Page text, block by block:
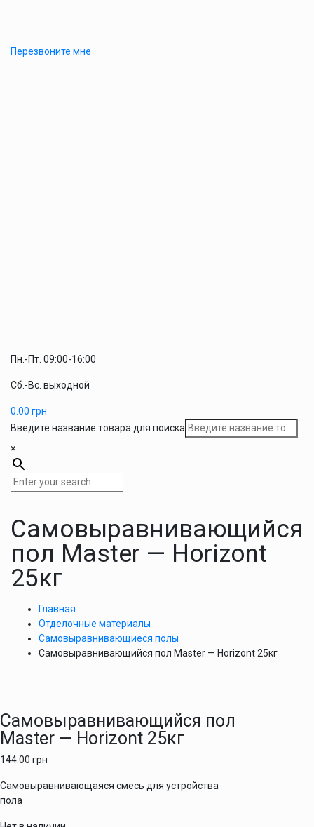
Перезвоните мне
Пн.-Пт. 09:00-16:00
Сб.-Вс. выходной
0.00 грн
Введите название товара для поиска
×
Самовыравнивающийся
пол Master — Horizont
25кг
Главная
Отделочные материалы
Самовыравнивающиеся полы
Самовыравнивающийся пол Master — Horizont 25кг
Самовыравнивающийся пол
Master — Horizont 25кг
144.00 грн
Самовыравнивающаяся смесь для устройства
пола